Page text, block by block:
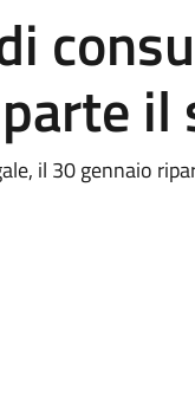
il
il 30 gennaio